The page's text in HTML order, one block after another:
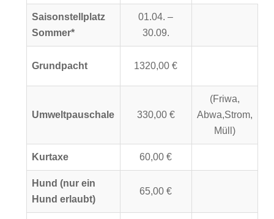
Saisonstellplatz
Sommer*
01.04. –
30.09.
Grundpacht 1320,00 €
Umweltpauschale 330,00 €
(Friwa,
Abwa,Strom,
Müll)
Kurtaxe 60,00 €
Hund (nur ein
Hund erlaubt)
65,00 €